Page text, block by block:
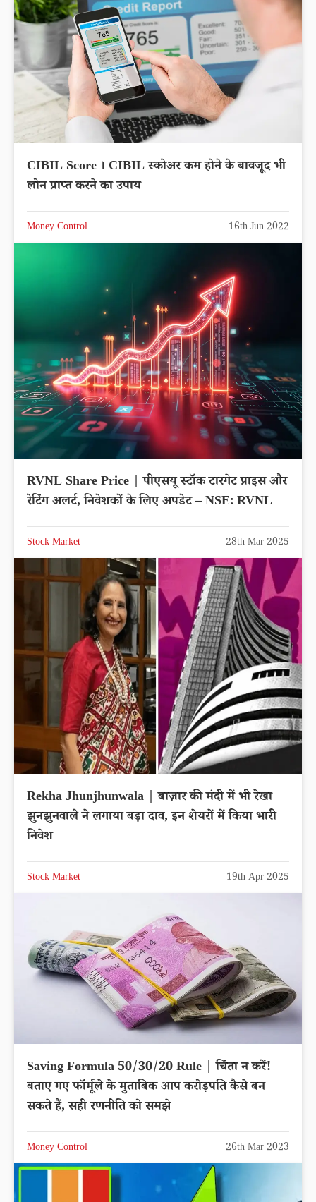
CIBIL Score । CIBIL स्कोअर कम होने के बावजूद भी
लोन प्राप्त करने का उपाय
Money Control 16th Jun 2022
RVNL Share Price | पीएसयू स्टॉक टारगेट प्राइस और
रेटिंग अलर्ट, निवेशकों के लिए अपडेट – NSE: RVNL
Stock Market 28th Mar 2025
Rekha Jhunjhunwala | बाज़ार की मंदी में भी रेखा
झुनझुनवाले ने लगाया बड़ा दाव, इन शेयरों में किया भारी
निवेश
Stock Market 19th Apr 2025
Saving Formula 50/30/20 Rule | चिंता न करें!
बताए गए फॉर्मूले के मुताबिक आप करोड़पति कैसे बन
सकते हैं, सही रणनीति को समझे
Money Control 26th Mar 2023